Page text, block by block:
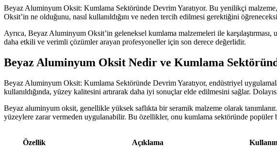
Beyaz Aluminyum Oksit: Kumlama Sektöründe Devrim Yaratıyor. Bu yenilikçi
Oksit’in ne olduğunu, nasıl kullanıldığını ve neden tercih edilmesi gerektiğini
Ayrıca, Beyaz Aluminyum Oksit’in geleneksel kumlama malzemeleri ile
daha etkili ve verimli çözümler arayan profesyoneller için son derece değerlidir.
Beyaz Aluminyum Oksit Nedir ve Kumlama
Beyaz Aluminyum Oksit: Kumlama Sektöründe Devrim Yaratıyor, endüstriyel
kullanıldığında, yüzey kalitesini artırarak daha iyi sonuçlar elde edilmesini sağlar.
Beyaz aluminyum oksit, genellikle yüksek saflıkta bir seramik malzeme olarak
yüzeylere zarar vermeden uygulanabilir. Bu özellikler, onu kumlama sektöründe popüler
Özellik Açıklama